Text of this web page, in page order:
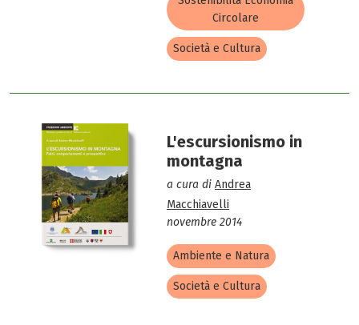
Circolare
Società e Cultura
L'escursionismo in
montagna
a cura di Andrea
Macchiavelli
novembre 2014
Ambiente e Natura
Società e Cultura